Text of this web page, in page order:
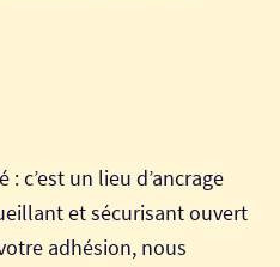
: c’est un lieu d’ancrage
et sécurisant ouvert
adhésion, nous